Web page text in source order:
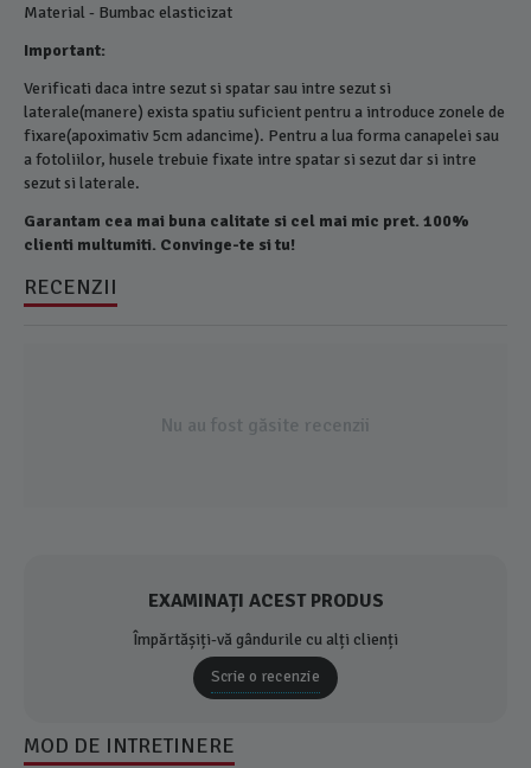
Material - Bumbac elasticizat
Important:
Verificati daca intre sezut si spatar sau intre sezut si
laterale(manere) exista spatiu suficient pentru a introduce zonele de
fixare(apoximativ 5cm adancime). Pentru a lua forma canapelei sau
a fotoliilor, husele trebuie fixate intre spatar si sezut dar si intre
sezut si laterale.
Garantam cea mai buna calitate si cel mai mic pret. 100%
clienti multumiti. Convinge-te si tu!
RECENZII
Nu au fost găsite recenzii
EXAMINAȚI ACEST PRODUS
Împărtășiți-vă gândurile cu alți clienți
Scrie o recenzie
MOD DE INTRETINERE